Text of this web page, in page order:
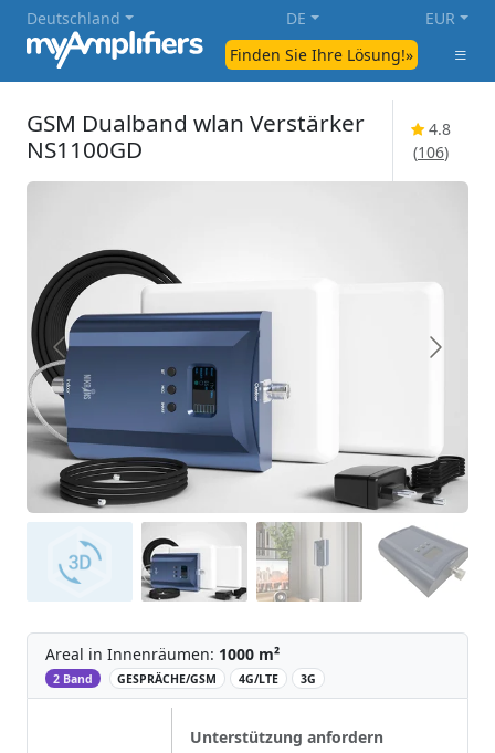
Finden Sie Ihre Lösung!»
Deutschland DE EUR
GSM Dualband wlan Verstärker
NS1100GD
4.8
(106)
Areal in Innenräumen: 1000 m²
2 Band ‌ GESPRÄCHE/GSM 4G/LTE 3G
Unterstützung anfordern